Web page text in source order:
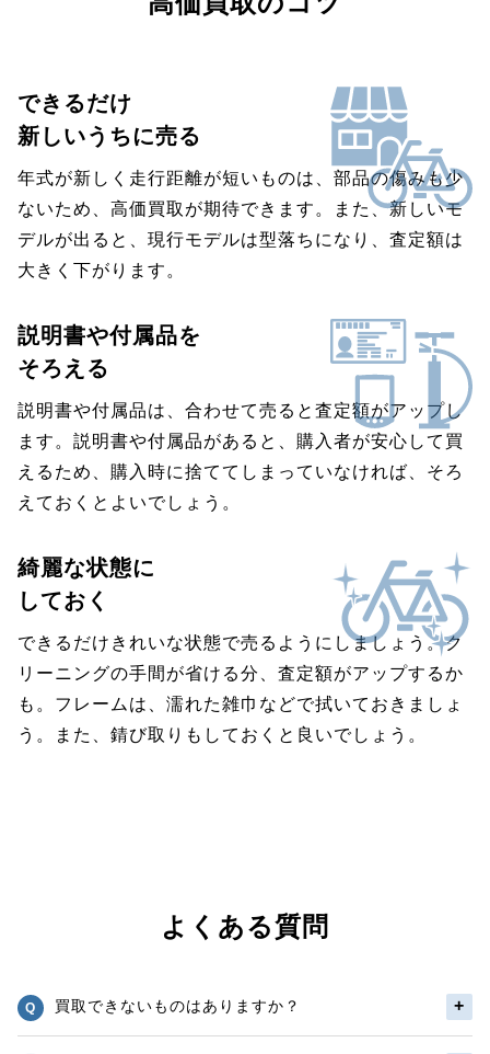
できるだけ
新しいうちに売る
年式が新しく走行距離が短いものは、部品の傷みも少
ないため、高価買取が期待できます。また、新しいモ
デルが出ると、現行モデルは型落ちになり、査定額は
大きく下がります。
説明書や付属品を
そろえる
説明書や付属品は、合わせて売ると査定額がアップし
ます。説明書や付属品があると、購入者が安心して買
えるため、購入時に捨ててしまっていなければ、そろ
えておくとよいでしょう。
綺麗な状態に
しておく
できるだけきれいな状態で売るようにしましょう。ク
リーニングの手間が省ける分、査定額がアップするか
も。フレームは、濡れた雑巾などで拭いておきましょ
う。また、錆び取りもしておくと良いでしょう。
よくある質問
買取できないものはありますか？